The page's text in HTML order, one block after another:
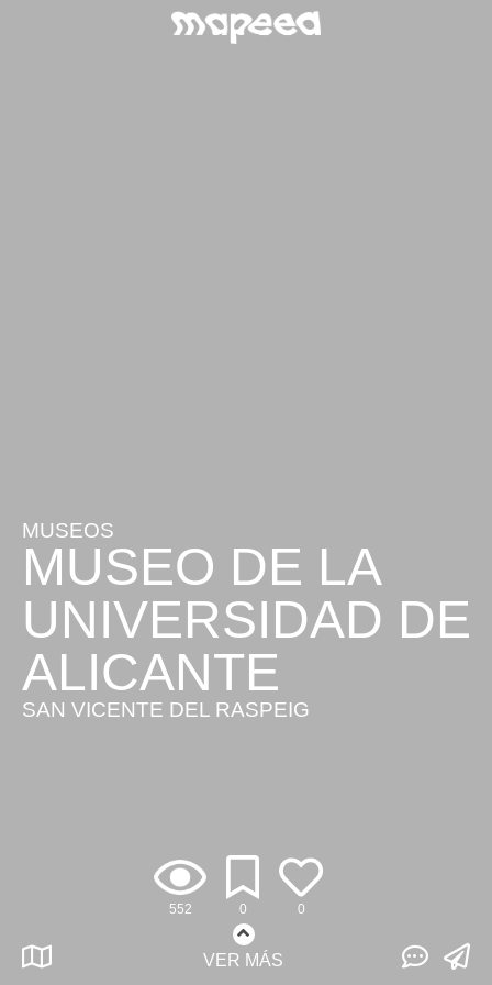
552 0 0
MUSEOS
MUSEO DE LA
UNIVERSIDAD DE
ALICANTE
SAN VICENTE DEL RASPEIG
VER MÁS